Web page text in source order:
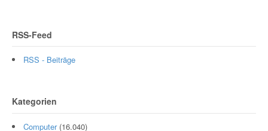
RSS-Feed
RSS - Beiträge
Kategorien
Computer(16.040)